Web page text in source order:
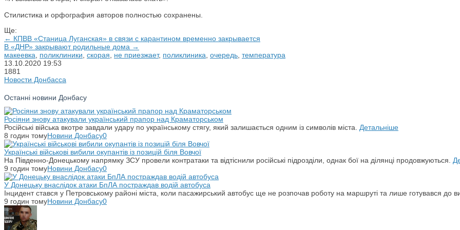
Стилистика и орфография авторов полностью сохранены.
Ще:
← КПВВ «Станица Луганская» в связи с карантином временно закрывается
В «ДНР» закрывают родильные дома →
макеевка
поликлиники скорая не приезжает, поликлиника очередь температура
13.10.2020 19:53
1881
Новости Донбасса
Останні новини Донбасу
Росіяни знову атакували український прапор над Краматорськом
Російські війська вкотре завдали удару по українському стягу, який залишається одним із символів міста. Детальніше
8 годин томуНовини Донбасу0
Українські військові вибили окупантів із позицій біля Вовчої
На Південно-Донецькому напрямку ЗСУ провели контратаки та відтіснили російські підрозділи, однак бої на ділянці продовжуються.
9 годин томуНовини Донбасу0
У Донецьку внаслідок атаки БпЛА постраждав водій автобуса
Інцидент стався у Петровському районі міста, коли пасажирський автобус ще не розпочав роботу на маршруті та лише готувався до
9 годин томуНовини Донбасу0